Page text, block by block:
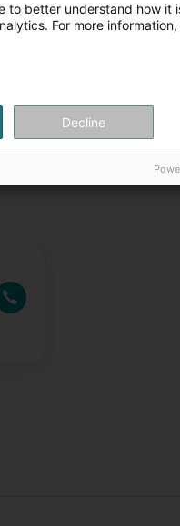
to better understand how it
For more
Decline